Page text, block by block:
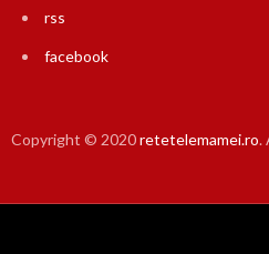
rss
facebook
Copyright © 2020retetelemamei.ro.